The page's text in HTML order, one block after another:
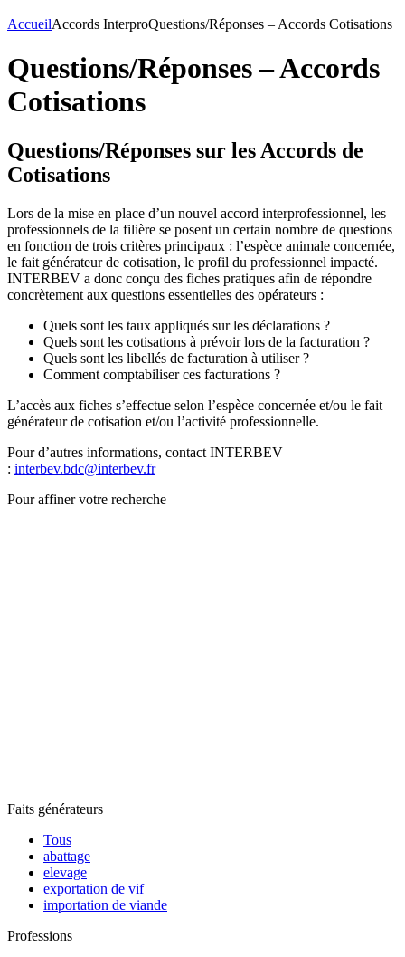
AccueilAccords InterproQuestions/Réponses – Accords Cotisations
Questions/Réponses – Accords
Cotisations
Questions/Réponses sur les Accords de
Cotisations
Lors de la mise en place d’un nouvel accord interprofessionnel, les
professionnels de la filière se posent un certain nombre de questions
en fonction de trois critères principaux : l’espèce animale concernée,
le fait générateur de cotisation, le profil du professionnel impacté.
INTERBEV a donc conçu des fiches pratiques afin de répondre
concrètement aux questions essentielles des opérateurs :
Quels sont les taux appliqués sur les déclarations ?
Quels sont les cotisations à prévoir lors de la facturation ?
Quels sont les libellés de facturation à utiliser ?
Comment comptabiliser ces facturations ?
L’accès aux fiches s’effectue selon l’espèce concernée et/ou le fait
générateur de cotisation et/ou l’activité professionnelle.
Pour d’autres informations, contact INTERBEV
: interbev.bdc@interbev.fr
Pour affiner votre recherche
Faits générateurs
Tous
abattage
elevage
exportation de vif
importation de viande
Professions